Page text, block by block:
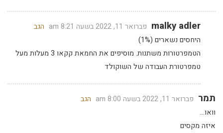
malky adler פברואר 11, 2022 בשעה 8:21 am
הגב
היחסים נשארים (1%)
הטמפרטורות משתנות. מוסיפים את החמאת קקאו 3 מעלות מעל
טמפרטורת העבודה של השוקולד
תמר פברואר 11, 2022 בשעה 8:00 am
הגב
וואו…
איזה מקסים